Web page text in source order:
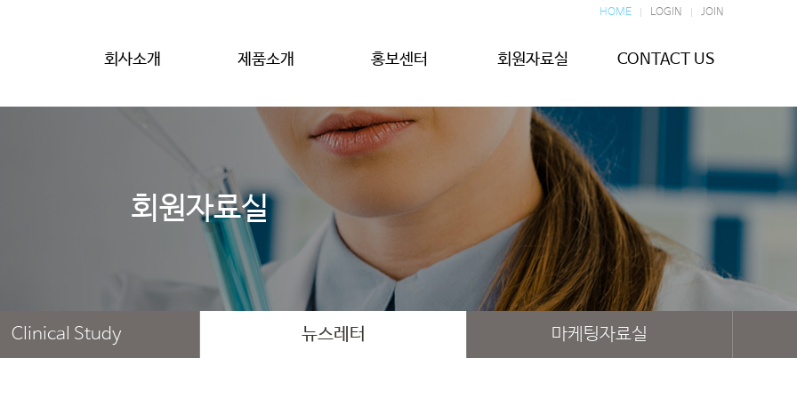
HOME LOGIN JOIN
회사소개 제품소개 홍보센터 회원자료실 CONTACT US
회원자료실
Clinical Study 뉴스레터 마케팅자료실